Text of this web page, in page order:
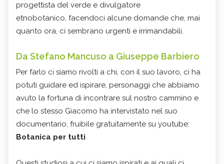
progettista del verde e divulgatore
etnobotanico, facendoci alcune domande che, mai
quanto ora, ci sembrano urgenti e irrimandabili.
Da Stefano Mancuso a Giuseppe Barbiero
Per farlo ci siamo rivolti a chi, con il suo lavoro, ci ha
potuti guidare ed ispirare, personaggi che abbiamo
avuto la fortuna di incontrare sul nostro cammino e
che lo stesso Giacomo ha intervistato nel suo
documentario, fruibile gratuitamente su youtube:
Botanica per tutti.